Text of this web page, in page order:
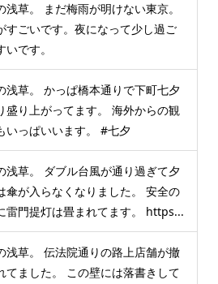
浅草。 まだ梅雨が明けない東京。
すごいです。夜になって少し過ご
いです。
浅草。 かっぱ橋本通りで下町七夕
盛り上がってます。 海外からの観
いっぱいいます。 #七夕
浅草。 ダブル台風が通り過ぎて夕
傘が入らなくなりました。 安全の
雷門提灯は畳まれてます。 https...
浅草。 伝法院通りの路上店舗が撤
てました。 この壁には落書きして